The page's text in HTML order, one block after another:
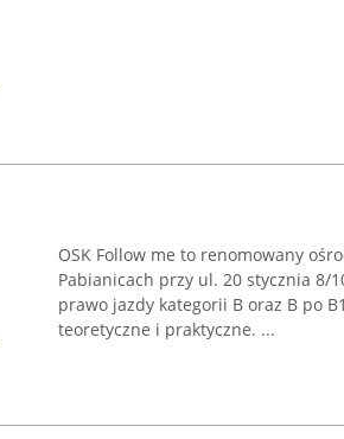
OSK Follow me to renomowany
Pabianicach przy ul. 20 stycznia 8/
prawo jazdy kategorii B oraz B po
teoretyczne i praktyczne. ...